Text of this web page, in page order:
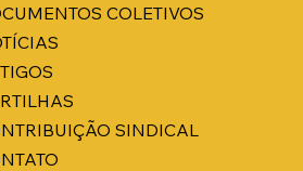
COLETIVOS
SINDICAL